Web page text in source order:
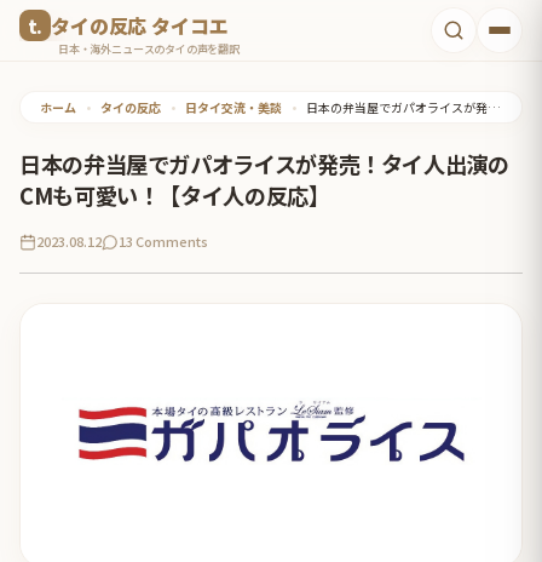
タイの反応 タイコエ
日本・海外ニュースのタイの声を翻訳
ホーム • タイの反応 • 日タイ交流・美談 • 日本の弁当屋でガパオライスが発売！タイ人出演のCMも可愛い！【タイ人の反応】
日本の弁当屋でガパオライスが発売！タイ人出演の
CMも可愛い！【タイ人の反応】
2023.08.12 13 Comments